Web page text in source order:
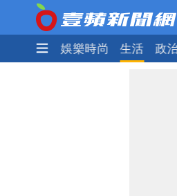
熱門 娛樂時尚 生活 政